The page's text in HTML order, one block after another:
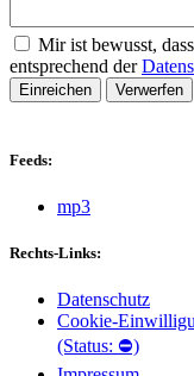
Mir ist bewusst,
entsprechend der
Einreichen Verwerfen
Feeds:
mp3
Rechts-Links:
Datenschutz
Cookie-
(Status: ⛔)